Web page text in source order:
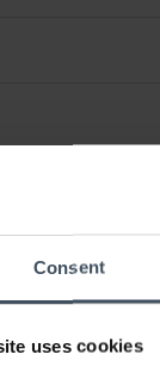
Consent
uses cookies
0%
0%